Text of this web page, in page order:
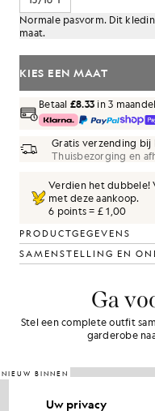
Normale pasvorm. Dit
maat.
KIES EEN MAAT
Betaal £8.33 in 3
Gratis verzending bij
Thuisbezorging en
Verdien het dubbele!
met deze aankoop.
6 points = £ 1,00
PRODUCTGEGEVENS
SAMENSTELLING EN
Ga
Stel een complete outfit
garderobe
NIEUW BINNEN
Uw privacy